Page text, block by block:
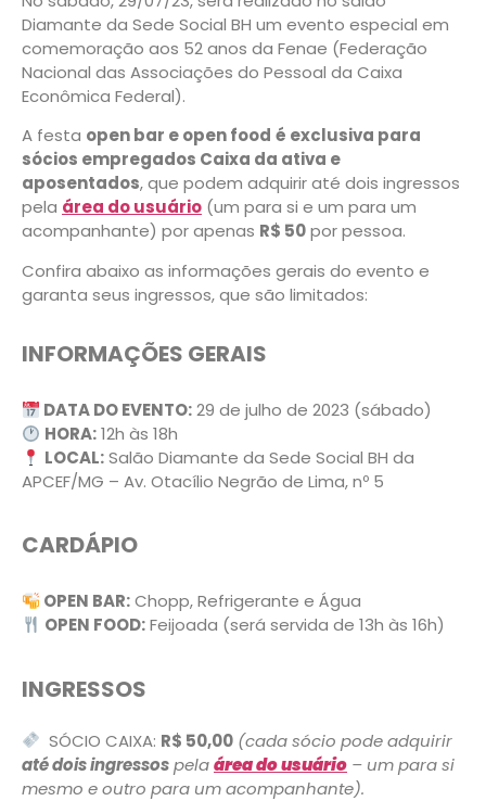
Diamante da Sede Social BH um evento especial em
comemoração aos 52 anos da Fenae (Federação
Nacional das Associações do Pessoal da Caixa
Econômica Federal).
A festa open bar e open food é exclusiva para
sócios empregados Caixa da ativa e
aposentados, que podem adquirir até dois ingressos
pela área do usuário (um para si e um para um
acompanhante) por apenas R$ 50por pessoa.
Confira abaixo as informações gerais do evento e
garanta seus ingressos, que são limitados:
INFORMAÇÕES GERAIS
DATA DO EVENTO:29 de julho de 2023 (sábado)
HORA:12h às 18h
LOCAL:Salão Diamante da Sede Social BH da
APCEF/MG – Av. Otacílio Negrão de Lima, nº 5
CARDÁPIO
OPEN BAR:Chopp, Refrigerante e Água
OPEN FOOD:Feijoada (será servida de 13h às 16h)
INGRESSOS
SÓCIO CAIXA: R$ 50,00 (cada sócio pode adquirir
até dois ingressospelaárea do usuário – um para si
mesmo e outro para um acompanhante).